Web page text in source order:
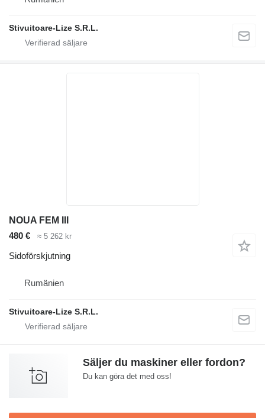
Stivuitoare-Lize S.R.L.
NOUA FEM III
480 €
≈ 5 262 kr
Sidoförskjutning
Rumänien
Stivuitoare-Lize S.R.L.
Säljer du maskiner eller fordon?
Du kan göra det med oss!